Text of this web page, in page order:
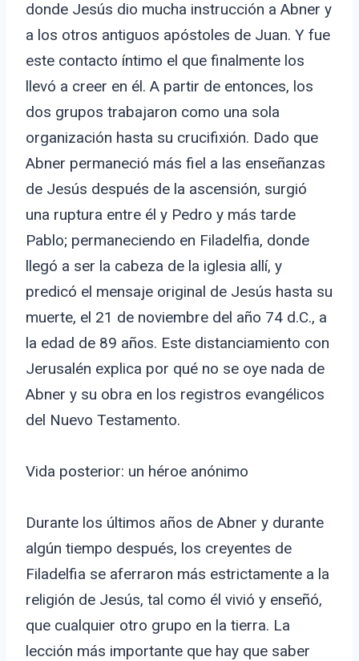
donde Jesús dio mucha instrucción a Abner y
a los otros antiguos apóstoles de Juan. Y fue
este contacto íntimo el que finalmente los
llevó a creer en él. A partir de entonces, los
dos grupos trabajaron como una sola
organización hasta su crucifixión. Dado que
Abner permaneció más fiel a las enseñanzas
de Jesús después de la ascensión, surgió
una ruptura entre él y Pedro y más tarde
Pablo; permaneciendo en Filadelfia, donde
llegó a ser la cabeza de la iglesia allí, y
predicó el mensaje original de Jesús hasta su
muerte, el 21 de noviembre del año 74 d.C., a
la edad de 89 años. Este distanciamiento con
Jerusalén explica por qué no se oye nada de
Abner y su obra en los registros evangélicos
del Nuevo Testamento.
Vida posterior: un héroe anónimo
Durante los últimos años de Abner y durante
algún tiempo después, los creyentes de
Filadelfia se aferraron más estrictamente a la
religión de Jesús, tal como él vivió y enseñó,
que cualquier otro grupo en la tierra. La
lección más importante que hay que saber